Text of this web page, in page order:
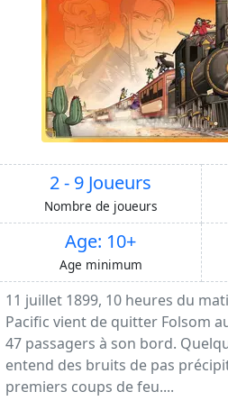
2 - 9 Joueurs
Nombre de joueurs
Age: 10+
Age minimum
11 juillet 1899, 10 heures du
Pacific vient de quitter Folsom
47 passagers à son bord.
entend des bruits de pas
premiers coups de feu....